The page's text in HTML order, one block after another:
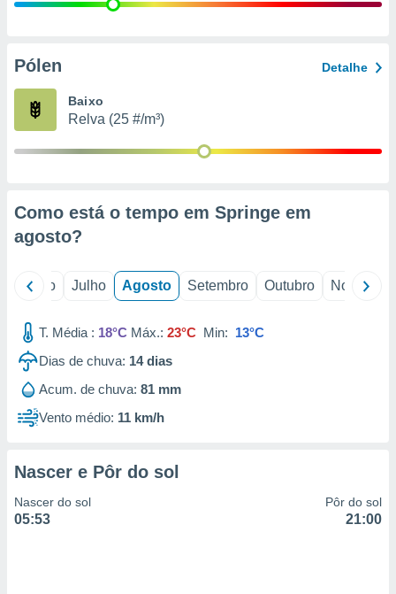
e
de
Pólen Detalhe
Baixo
Relva (25 #/m³)
Como está o tempo em Springe em
agosto?
Junho Julho Agosto Setembro Outubro Novembro
T. Média : 18°C Máx.: 23°C Min: 13°C
Dias de chuva: 14dias
Acum. de chuva: 81 mm
Vento médio: 11 km/h
Nascer e Pôr do sol
Nascer do sol
05:53
Pôr do sol
21:00